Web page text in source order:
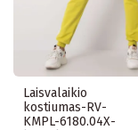
Laisvalaikio
kostiumas-RV-
KMPL-6180.04X-